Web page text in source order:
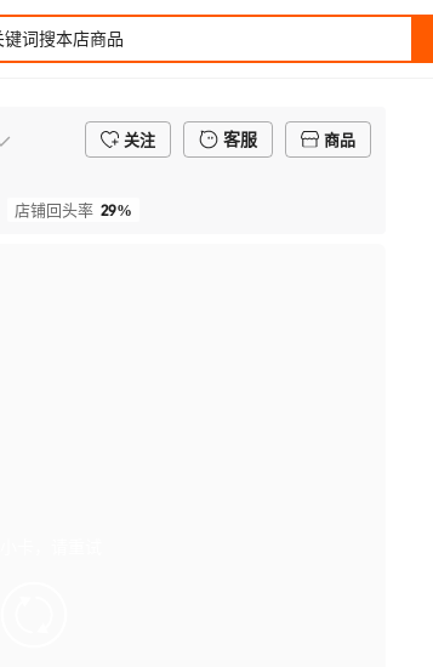
关注 客服
商品
店铺回头率 29%